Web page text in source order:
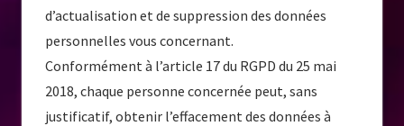
d’actualisation et de suppression des données
personnelles vous concernant.
Conformément à l’article 17 du RGPD du 25 mai
2018, chaque personne concernée peut, sans
justificatif, obtenir l’effacement des données à